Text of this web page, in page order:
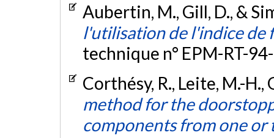
Aubertin, M., Gill, D., &
l'utilisation de l'indice
technique n° EPM-RT-
Corthésy, R., Leite, M.-H.,
method for the
components from one